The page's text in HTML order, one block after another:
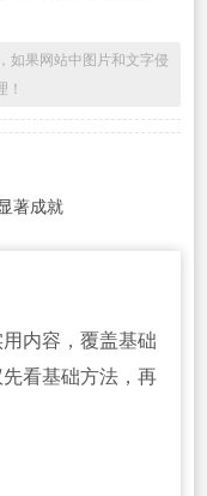
如果网站中图片和文字侵
！
著成就
内容，覆盖基础
看基础方法，再